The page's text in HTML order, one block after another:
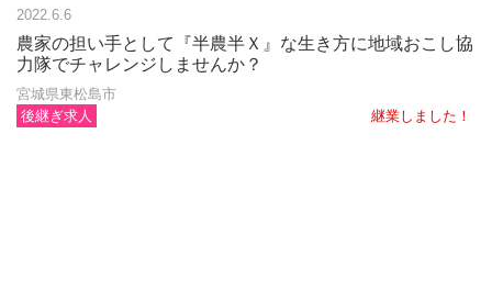
2022.6.6
農家の担い手として『半農半Ｘ』な生き方に地域おこし協
力隊でチャレンジしませんか？
宮城県東松島市
後継ぎ求人 継業しました！